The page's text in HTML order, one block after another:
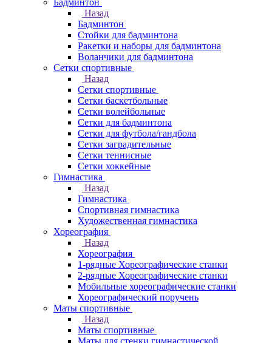
Бадминтон
Назад
Бадминтон
Стойки для бадминтона
Ракетки и наборы для бадминтона
Воланчики для бадминтона
Сетки спортивные
Назад
Сетки спортивные
Сетки баскетбольные
Сетки волейбольные
Сетки для бадминтона
Сетки для футбола/гандбола
Сетки заградительные
Сетки теннисные
Сетки хоккейные
Гимнастика
Назад
Гимнастика
Спортивная гимнастика
Художественная гимнастика
Хореография
Назад
Хореография
1-рядные Хореографические станки
2-рядные Хореографические станки
Мобильные хореографические станки
Хореографический поручень
Маты спортивные
Назад
Маты спортивные
Маты для стенки гимнастической